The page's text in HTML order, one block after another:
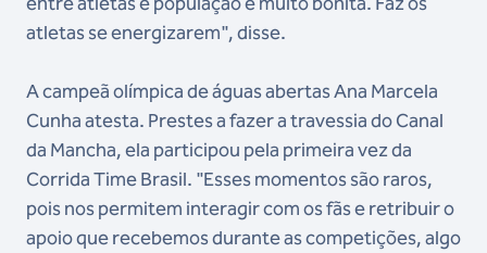
atletas se energizarem", disse.
A campeã olímpica de águas abertas Ana Marcela
Cunha atesta. Prestes a fazer a travessia do Canal
da Mancha, ela participou pela primeira vez da
Corrida Time Brasil. "Esses momentos são raros,
pois nos permitem interagir com os fãs e retribuir o
apoio que recebemos durante as competições, algo